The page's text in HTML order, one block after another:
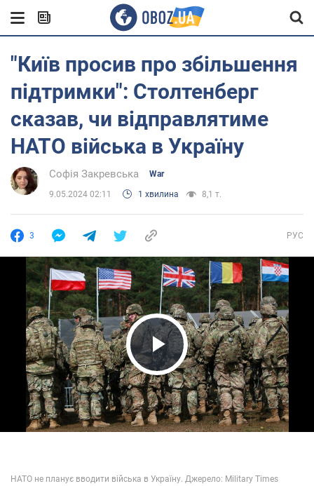
"Київ просив про збільшення
підтримки": Столтенберг
сказав, чи відправлятиме
НАТО війська в Україну
Софія Закревська War
9.05.2024 02:11 1 хвилина 8,1 т.
3 РУС
Play Video